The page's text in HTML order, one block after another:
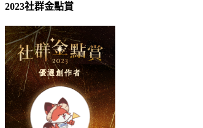
2023社群金點賞